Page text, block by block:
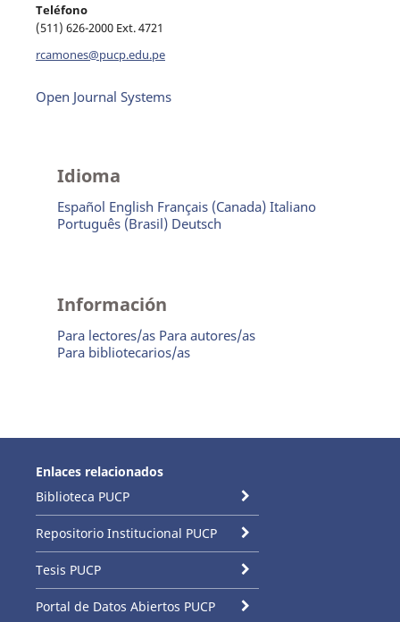
Teléfono
(511) 626-2000 Ext. 4721
rcamones@pucp.edu.pe
Open Journal Systems
Idioma
Español English Français (Canada) Italiano
Português (Brasil) Deutsch
Información
Para lectores/as Para autores/as
Para bibliotecarios/as
Enlaces relacionados
Biblioteca PUCP
Repositorio Institucional PUCP
Tesis PUCP
Portal de Datos Abiertos PUCP